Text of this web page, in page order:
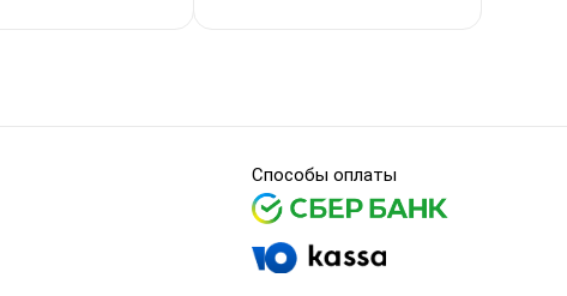
Способы оплаты